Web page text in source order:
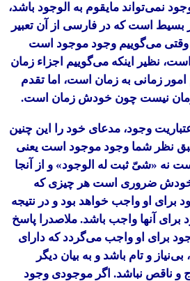
نمی‌تواند مایقوم به الوجود باشد،
بسیط است که در فارسی از آن تعبیر
می‌گوییم وجود موجود است
نظیر اینکه می‌گوییم اجزاء زمان
زمانی به زمان است، اما تقدم
زمان نیست چون خودش زمان است.
وجود، مدعای خود را این چنین
نظر شما وجود موجود است یعنی
نه «شیّ ثبت له الوجود» و از آنجا
ضروری است هر چیزی که
برای او واجب خواهد بود و در نتیجه
برای آنها واجب باشد. ملاصدرا پاسخ
برای او واجب می‌گردد که دارای
و تام باشد و به بیان دیگر
و ناقص نباشد. اگر موجودی وجود